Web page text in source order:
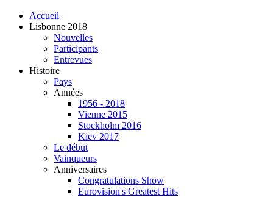
Accueil
Lisbonne 2018
Nouvelles
Participants
Entrevues
Histoire
Pays
Années
1956 - 2018
Vienne 2015
Stockholm 2016
Kiev 2017
Le début
Vainqueurs
Anniversaires
Congratulations Show
Eurovision's Greatest Hits